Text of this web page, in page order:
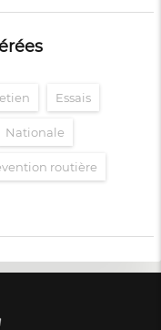
Essais
Nationale
routière